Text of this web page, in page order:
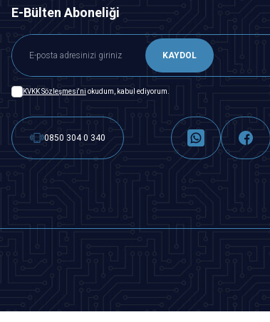
E-Bülten Aboneliği
KAYDOL
KVKK Sözleşmesi'ni okudum, kabul ediyorum.
0850 304 0 340